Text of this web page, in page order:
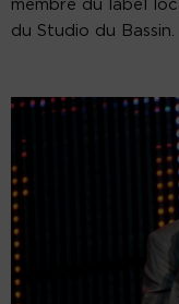
membre du label
du Studio du Bassin.